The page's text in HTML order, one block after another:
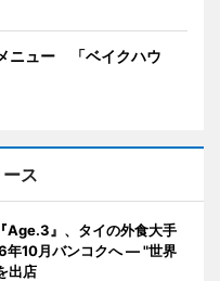
ニュー 「ベイクハウ
ス
Age.3』、タイの外食大手
年10月バンコクへ ― "世界
出店